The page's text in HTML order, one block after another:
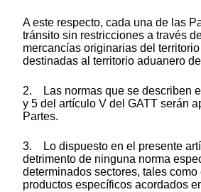
A este respecto, cada una de las
tránsito sin restricciones a través
mercancías originarias del
destinadas al territorio aduanero
2. Las normas que se describen
y 5 del artículo V del GATT serán
Partes.
3. Lo dispuesto en el presente
detrimento de ninguna norma
determinados sectores, tales como
productos específicos acordados